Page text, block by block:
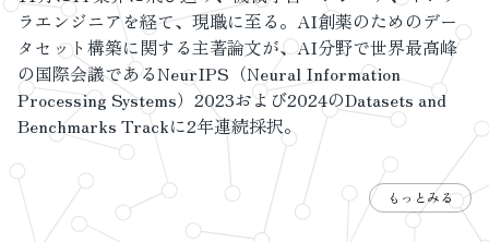
ラエンジニアを経て、現職に至る。AI創薬のためのデー
タセット構築に関する主著論文が、AI分野で世界最高峰
の国際会議であるNeurIPS（Neural Information
Processing Systems）2023および2024のDatasets and
Benchmarks Trackに2年連続採択。
もっとみる